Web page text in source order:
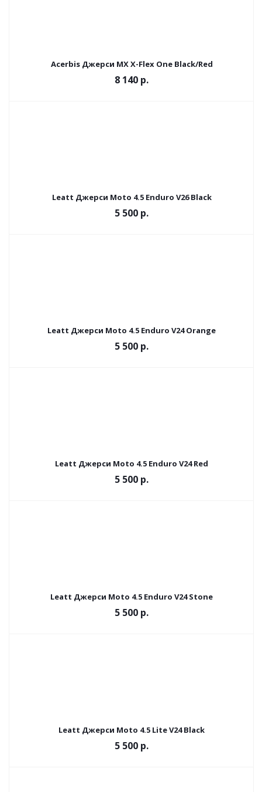
Acerbis Джерси MX X-Flex One Black/Red
8 140 р.
Leatt Джерси Moto 4.5 Enduro V26 Black
5 500 р.
Leatt Джерси Moto 4.5 Enduro V24 Orange
5 500 р.
Leatt Джерси Moto 4.5 Enduro V24 Red
5 500 р.
Leatt Джерси Moto 4.5 Enduro V24 Stone
5 500 р.
Leatt Джерси Moto 4.5 Lite V24 Black
5 500 р.